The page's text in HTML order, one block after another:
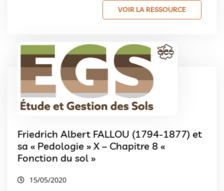
VOIR LA RESSOURCE
Friedrich Albert FALLOU (1794-1877) et
sa « Pedologie » X – Chapitre 8 «
Fonction du sol »
15/05/2020